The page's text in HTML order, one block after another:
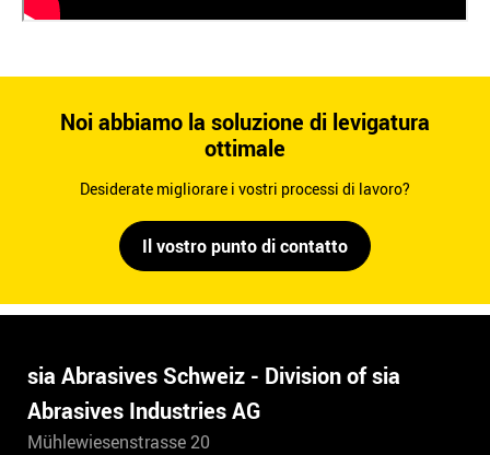
Noi abbiamo la soluzione di levigatura
ottimale
Desiderate migliorare i vostri processi di lavoro?
Il vostro punto di contatto
sia Abrasives Schweiz - Division of sia
Abrasives Industries AG
Mühlewiesenstrasse 20